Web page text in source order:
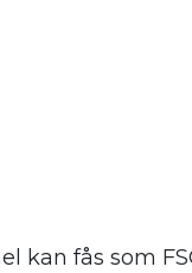
kan fås som